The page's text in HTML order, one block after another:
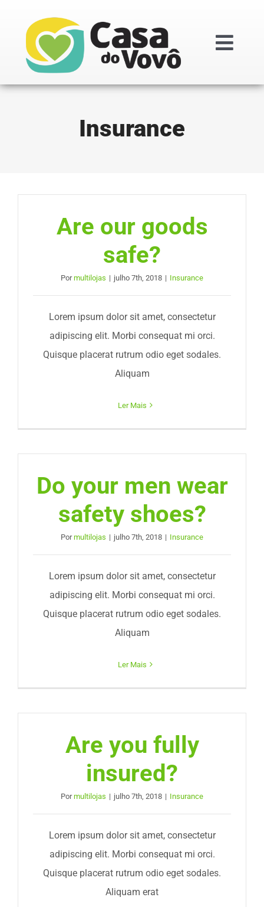
conteúdo
ODS
Contato
Insurance
Are our goods
safe?
Pormultilojas | julho 7th, 2018 | Insurance
Lorem ipsum dolor sit amet, consectetur
adipiscing elit. Morbi consequat mi orci.
Quisque placerat rutrum odio eget sodales.
Aliquam
Ler Mais
Do your men wear
safety shoes?
Pormultilojas | julho 7th, 2018 | Insurance
Lorem ipsum dolor sit amet, consectetur
adipiscing elit. Morbi consequat mi orci.
Quisque placerat rutrum odio eget sodales.
Aliquam
Ler Mais
Are you fully
insured?
Pormultilojas | julho 7th, 2018 | Insurance
Lorem ipsum dolor sit amet, consectetur
adipiscing elit. Morbi consequat mi orci.
Quisque placerat rutrum odio eget sodales.
Aliquam erat